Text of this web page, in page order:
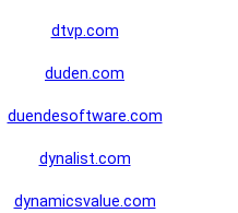
dtvp.com
duden.com
duendesoftware.com
dynalist.com
dynamicsvalue.com